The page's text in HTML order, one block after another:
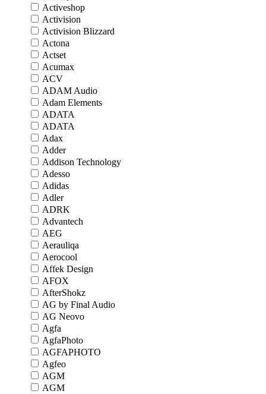
Activeshop
Activision
Activision Blizzard
Actona
Actset
Acumax
ACV
ADAM Audio
Adam Elements
ADATA
ADATA
Adax
Adder
Addison Technology
Adesso
Adidas
Adler
ADRK
Advantech
AEG
Aerauliqa
Aerocool
Affek Design
AFOX
AfterShokz
AG by Final Audio
AG Neovo
Agfa
AgfaPhoto
AGFAPHOTO
Agfeo
AGM
AGM